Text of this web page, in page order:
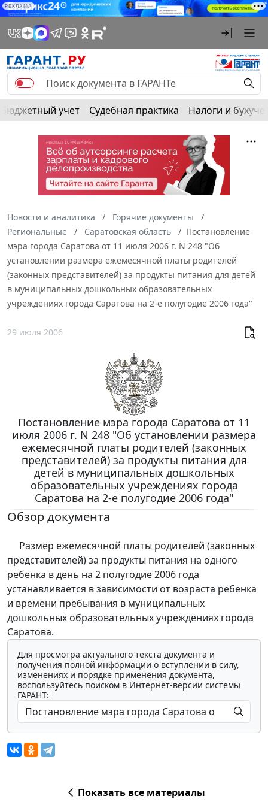
РЕКЛАМА
Бюджетный учет Судебная практика Налоги и
Новости и аналитика
Горячие документы
Региональные
Саратовская область
Постановление
мэра города Саратова от 11 июля 2006 г. N 248 "Об
установлении размера ежемесячной платы родителей
(законных представителей) за продукты питания для детей
в муниципальных дошкольных образовательных
учреждениях города Саратова на 2-е полугодие 2006 года"
29 июля 2006
Постановление мэра города Саратова от 11
июля 2006 г. N 248 "Об установлении размера
ежемесячной платы родителей (законных
представителей) за продукты питания для
детей в муниципальных дошкольных
образовательных учреждениях города
Саратова на 2-е полугодие 2006 года"
Обзор документа
Размер ежемесячной платы родителей (законных
представителей) за продукты питания на одного
ребенка в день на 2 полугодие 2006 года
устанавливается в зависимости от возраста ребенка
и времени пребывания в муниципальных
дошкольных образовательных учреждениях города
Саратова.
Для просмотра актуального текста документа и
получения полной информации о вступлении в силу,
изменениях и порядке применения документа,
воспользуйтесь поиском в Интернет-версии системы
ГАРАНТ:
Показать все материалы